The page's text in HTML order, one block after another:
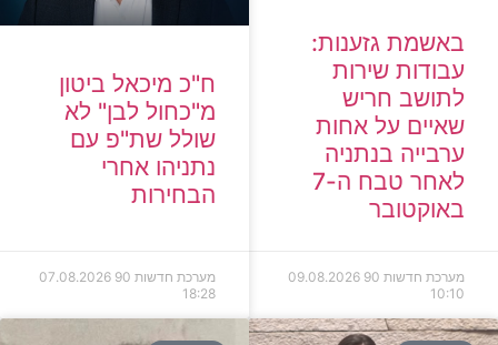
באשמת גזענות:
עבודות שירות
לתושב חריש
שאיים על אחות
ערבייה בנתניה
לאחר טבח ה-7
באוקטובר
מערכת חדשות 90
09.08.2026
10:10
ח"כ מיכאל ביטון
מ"כחול לבן" לא
שולל שת"פ עם
נתניהו אחרי
הבחירות
מערכת חדשות 90
07.08.2026
18:28